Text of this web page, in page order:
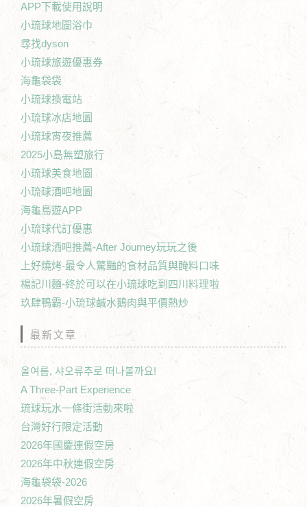
APP下載使用說明
小琉球地圖浴巾
尋找dyson
小琉球旅遊優惠券
海龜袋袋
小琉球換電站
小琉球冰店地圖
小琉球宵夜推薦
2025小島無塑旅行
小琉球美食地圖
小琉球酒吧地圖
海龜島遊APP
小琉球代訂優惠
小琉球酒吧推薦-After Journey玩玩之後
上好燒烤-最令人驚豔的食材品質與醃料口味
楊記川麵-終於可以在小琉球吃到四川料理啦
玖肆鴨霸-小琉球鹹水鵝肉與平價熱炒
最新文章
올여름, 샤오류추로 떠나볼까요!
A Three-Part Experience
琉球玩水一條街活動來啦
台灣好行限定活動
2026年國慶連假空房
2026年中秋連假空房
海龜袋袋-2026
2026年暑假空房